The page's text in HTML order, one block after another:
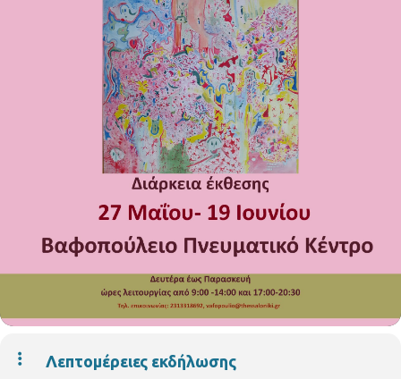
Λεπτομέρειες εκδήλωσης